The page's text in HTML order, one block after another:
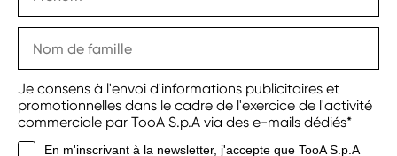
Je consens à l'envoi d'informations publicitaires et
promotionnelles dans le cadre de l'exercice de l'activité
commerciale par TooA S.p.A via des e-mails dédiés*
En m'inscrivant à la newsletter, j'accepte que TooA S.p.A